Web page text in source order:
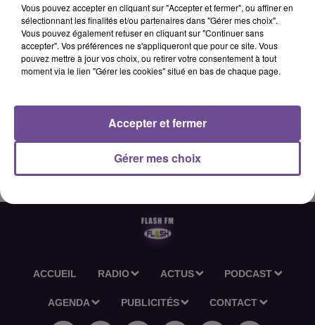
24 mars 2026 - 1 min 18 sec
HOROSCOPE FLASH FM - 24 03 2026
Découvrez l'horoscope Flash FM du 24 03 2026
ACCUEIL RADIO ACTUS PODCAST
AGENDA PUBLICITÉS CONTACT
Vous pouvez accepter en cliquant sur "Accepter et fermer", ou affiner en
sélectionnant les finalités et/ou partenaires dans "Gérer mes choix".
Vous pouvez également refuser en cliquant sur "Continuer sans
accepter". Vos préférences ne s'appliqueront que pour ce site. Vous
pouvez mettre à jour vos choix, ou retirer votre consentement à tout
moment via le lien "Gérer les cookies" situé en bas de chaque page.
Gérer mes choix
Accepter et fermer